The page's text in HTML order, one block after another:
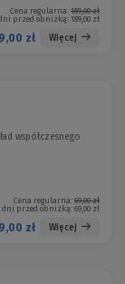
Cena regularna: 189,00 zł
przed obniżką: 189,00 zł
zł Więcej
współczesnego
Cena regularna: 69,00 zł
dni przed obniżką:69,00 zł
zł Więcej